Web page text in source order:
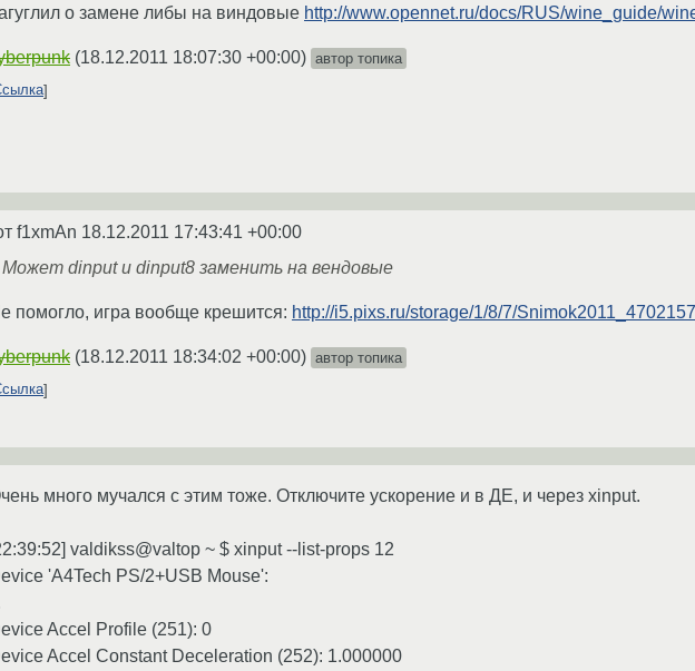
о замене либы на виндовые http://www.opennet.ru/docs/RUS/wine_guide/
(18.12.2011 18:07:30 +00:00) автор топика
f1xmAn 18.12.2011 17:43:41 +00:00
Может dinput и dinput8 заменить на вендовые
помогло, игра вообще крешится: http://i5.pixs.ru/storage/1/8/7/
(18.12.2011 18:34:02 +00:00) автор топика
много мучался с этим тоже. Отключите ускорение и в ДЕ, и через xinput.
valdikss@valtop ~ $ xinput --list-props 12
'A4Tech PS/2+USB Mouse':
Accel Profile (251): 0
Accel Constant Deceleration (252): 1.000000